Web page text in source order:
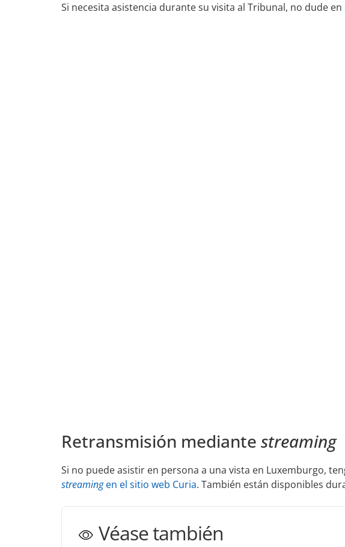
Si necesita asistencia durante su visita al Tribunal, no dude en
Retransmisión mediante streaming
Si no puede asistir en persona a una vista en Luxemburgo,
streamingen el sitio web Curia. También están disponibles
Véase también